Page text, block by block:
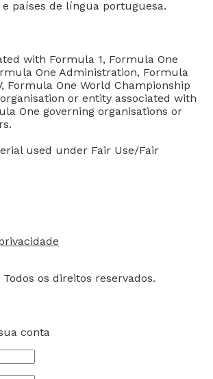
países de língua portuguesa.
with Formula 1, Formula One
One Administration, Formula
Formula One World Championship
or entity associated with
One governing organisations or
used under Fair Use/Fair
os direitos reservados.
conta